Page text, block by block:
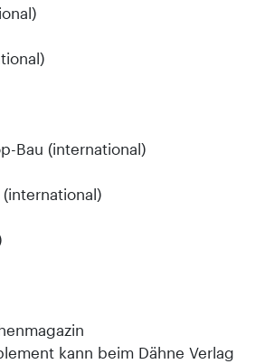
Bau (international)
kann beim Dähne Verlag